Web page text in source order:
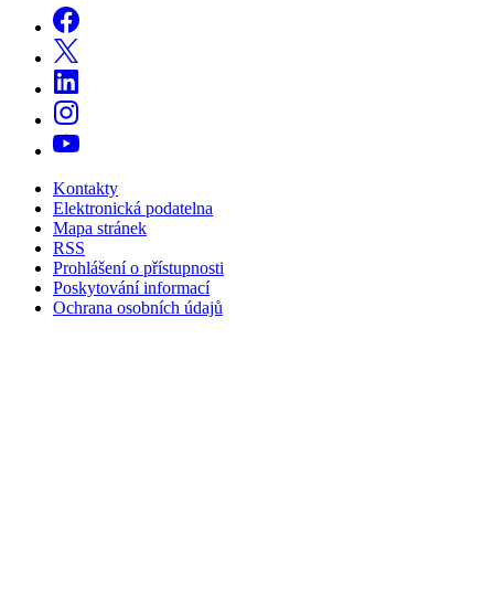
Kontakty
Elektronická podatelna
Mapa stránek
RSS
Prohlášení o přístupnosti
Poskytování informací
Ochrana osobních údajů